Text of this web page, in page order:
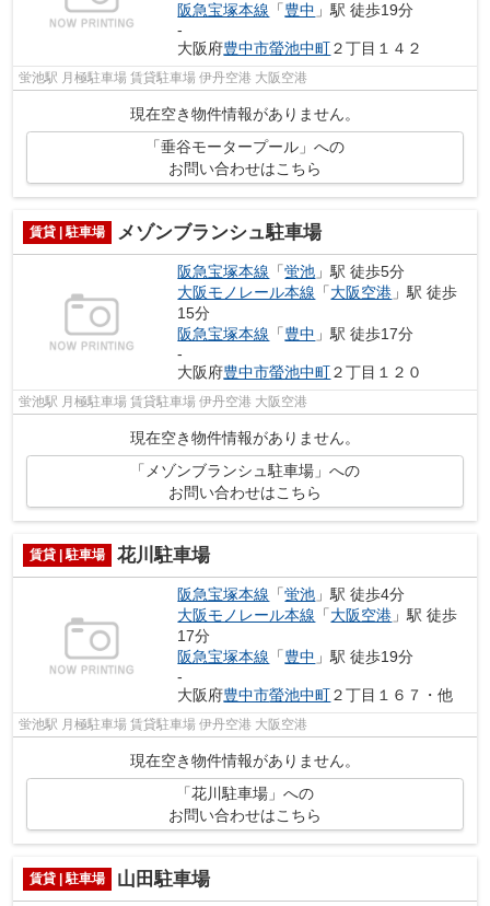
阪急宝塚本線 「豊中 」駅 徒歩19分
-
大阪府豊中市螢池中町２丁目１４２
蛍池駅 月極駐車場 賃貸駐車場 伊丹空港 大阪空港
現在空き物件情報がありません。
「垂谷モータープール」への
お問い合わせはこちら
賃貸 | 駐車場 メゾンブランシュ駐車場
阪急宝塚本線 「蛍池 」駅 徒歩5分
大阪モノレール本線 「大阪空港 」駅 徒歩
15分
阪急宝塚本線 「豊中 」駅 徒歩17分
-
大阪府豊中市螢池中町２丁目１２０
蛍池駅 月極駐車場 賃貸駐車場 伊丹空港 大阪空港
現在空き物件情報がありません。
「メゾンブランシュ駐車場」への
お問い合わせはこちら
賃貸 | 駐車場 花川駐車場
阪急宝塚本線 「蛍池 」駅 徒歩4分
大阪モノレール本線 「大阪空港 」駅 徒歩
17分
阪急宝塚本線 「豊中 」駅 徒歩19分
-
大阪府豊中市螢池中町２丁目１６７・他
蛍池駅 月極駐車場 賃貸駐車場 伊丹空港 大阪空港
現在空き物件情報がありません。
「花川駐車場」への
お問い合わせはこちら
賃貸 | 駐車場 山田駐車場